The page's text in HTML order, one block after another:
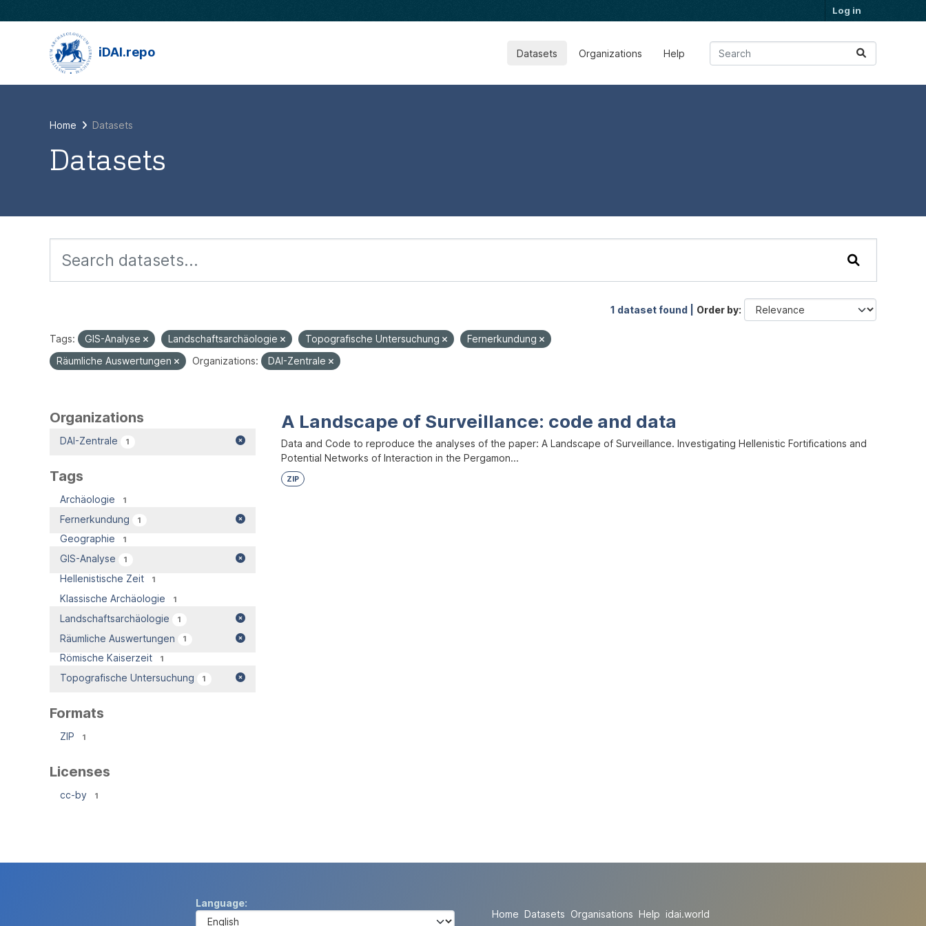
Log in
iDAI.repo Datasets Organizations Help
Home Datasets
Datasets
1 dataset found | Order by
Tags: GIS-Analyse Landschaftsarchäologie Topografische Untersuchung
Fernerkundung
Räumliche Auswertungen
Organizations: DAI-Zentrale
Organizations
DAI-Zentrale 1
Tags
Archäologie 1
Fernerkundung 1
Geographie 1
GIS-Analyse 1
Hellenistische Zeit 1
Klassische Archäologie 1
Landschaftsarchäologie 1
Räumliche Auswertungen 1
Römische Kaiserzeit 1
Topografische Untersuchung 1
Formats
ZIP 1
Licenses
cc-by 1
A Landscape of Surveillance: code and data
Data and Code to reproduce the analyses of the paper: A Landscape of Surveillance. Investigating Hellenistic Fortifications and
Potential Networks of Interaction in the Pergamon...
ZIP
Language
Home Datasets Organisations Help idai.world